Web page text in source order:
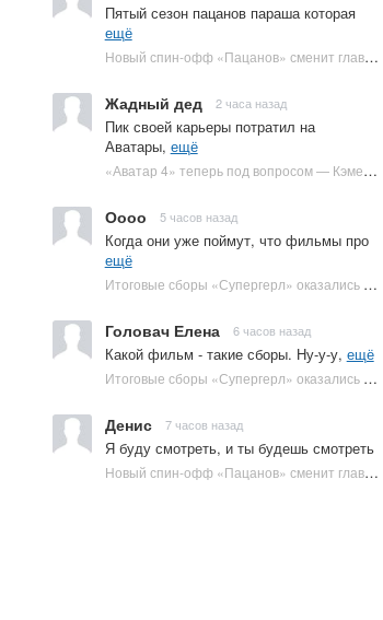
Пятый сезон пацанов параша которая
ещё
Новый спин-офф «Пацанов» сменит главного героя | Plugged In Ru
Жадный дед 2 часа назад
Пик своей карьеры потратил на
Аватары, ещё
«Аватар 4» теперь под вопросом — Кэмерон решил отойти от продолжения | Plugged In Ru
Оооо 5 часов назад
Когда они уже поймут, что фильмы про
ещё
Итоговые сборы «Супергерл» оказались худшими для DC за два десятилетия | Plugged In Ru
Головач Елена 6 часов назад
Какой фильм - такие сборы. Ну-у-у, ещё
Итоговые сборы «Супергерл» оказались худшими для DC за два десятилетия | Plugged In Ru
Денис 7 часов назад
Я буду смотреть, и ты будешь смотреть
Новый спин-офф «Пацанов» сменит главного героя | Plugged In Ru